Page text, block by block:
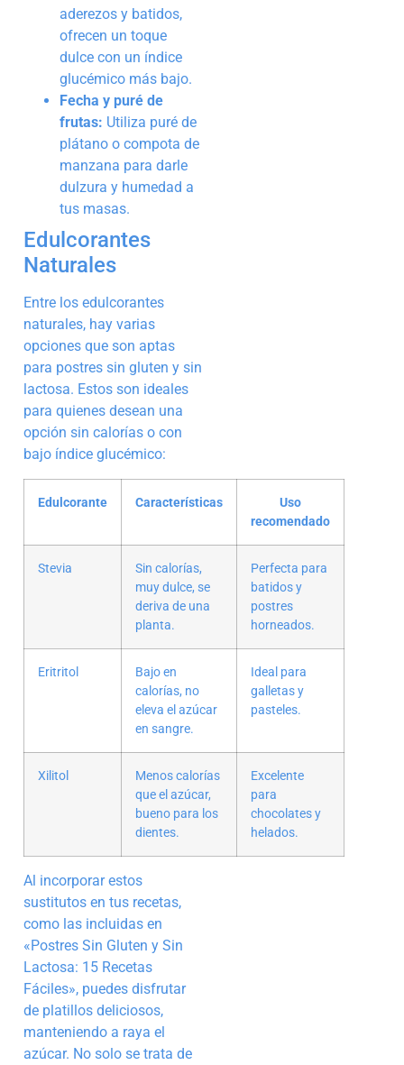
aderezos y batidos,
ofrecen un toque
dulce con un índice
glucémico más bajo.
Fecha y puré de
frutas: Utiliza puré de
plátano o compota de
manzana para darle
dulzura y humedad a
tus masas.
Edulcorantes
Naturales
Entre los edulcorantes
naturales, hay varias
opciones que son aptas
para postres sin gluten y sin
lactosa. Estos son ideales
para quienes desean una
opción sin calorías o con
bajo índice glucémico:
Edulcorante Características
Uso
recomendado
Stevia
Sin calorías,
muy dulce, se
deriva de una
planta.
Perfecta para
batidos y
postres
horneados.
Eritritol
Bajo en
calorías, no
eleva el azúcar
en sangre.
Ideal para
galletas y
pasteles.
Xilitol
Menos calorías
que el azúcar,
bueno para los
dientes.
Excelente
para
chocolates y
helados.
Al incorporar estos
sustitutos en tus recetas,
como las incluidas en
«Postres Sin Gluten y Sin
Lactosa: 15 Recetas
Fáciles», puedes disfrutar
de platillos deliciosos,
manteniendo a raya el
azúcar. No solo se trata de